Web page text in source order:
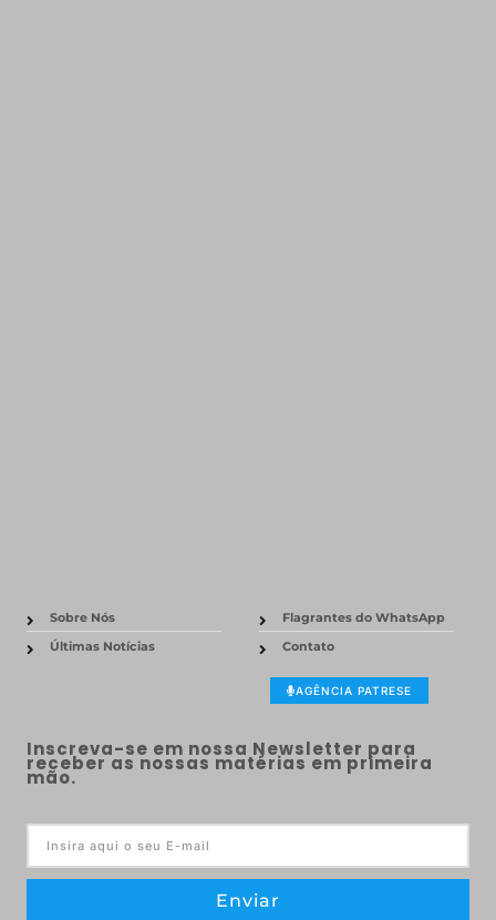
Sobre Nós
Últimas Notícias
Flagrantes do WhatsApp
Contato
AGÊNCIA PATRESE
Inscreva-se em nossa Newsletter para
receber as nossas matérias em primeira
mão.
Enviar